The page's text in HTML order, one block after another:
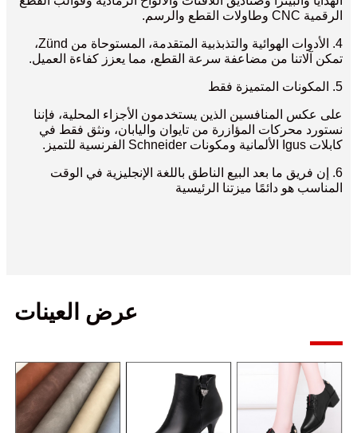
الرقمية CNC وطاولات القطع والرسم.
4. الأدوات الهوائية والتذبذبية المتقدمة، المستوحاة من Zünd،
تمكن آلاتنا من مضاعفة سرعة القطع، مما يعزز كفاءة العميل.
5. المكونات المتميزة فقط
على عكس المنافسين الذين يستخدمون الأجزاء المحلية، فإننا
نستورد محركات المؤازرة من تايوان واليابان، ونثق فقط في
كابلات Igus الألمانية ومكونات Schneider الفرنسية للتميز.
6. إن فريق ما بعد البيع الناطق باللغة الإنجليزية في الوقت
المناسب هو دائمًا ميزتنا الرئيسية
عرض العينات